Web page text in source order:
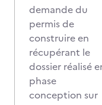
demande du
permis de
construire en
récupérant le
dossier réalisé
phase
conception sur